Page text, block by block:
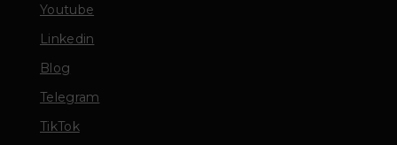
Youtube
Linkedin
Blog
Telegram
TikTok